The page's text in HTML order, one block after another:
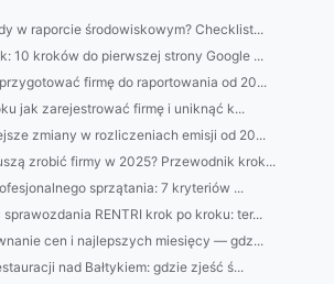
w raporcie środowiskowym? Checklist...
10 kroków do pierwszej strony Google ...
firmę do raportowania od 20...
jak zarejestrować firmę i uniknąć k...
zmiany w rozliczeniach emisji od 20...
zrobić firmy w 2025? Przewodnik krok...
sprzątania: 7 kryteriów ...
RENTRI krok po kroku: ter...
cen i najlepszych miesięcy — gdz...
nad Bałtykiem: gdzie zjeść ś...